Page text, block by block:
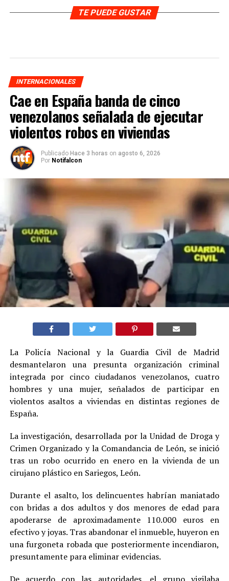
TE PUEDE GUSTAR
INTERNACIONALES
Cae en España banda de cinco
venezolanos señalada de ejecutar
violentos robos en viviendas
Publicado Hace 3 horas on agosto 6, 2026
Por Notifalcon
La Policía Nacional y la Guardia Civil de Madrid
desmantelaron una presunta organización criminal
integrada por cinco ciudadanos venezolanos, cuatro
hombres y una mujer, señalados de participar en
violentos asaltos a viviendas en distintas regiones de
España.
La investigación, desarrollada por la Unidad de Droga y
Crimen Organizado y la Comandancia de León, se inició
tras un robo ocurrido en enero en la vivienda de un
cirujano plástico en Sariegos, León.
Durante el asalto, los delincuentes habrían maniatado
con bridas a dos adultos y dos menores de edad para
apoderarse de aproximadamente 110.000 euros en
efectivo y joyas. Tras abandonar el inmueble, huyeron en
una furgoneta robada que posteriormente incendiaron,
presuntamente para eliminar evidencias.